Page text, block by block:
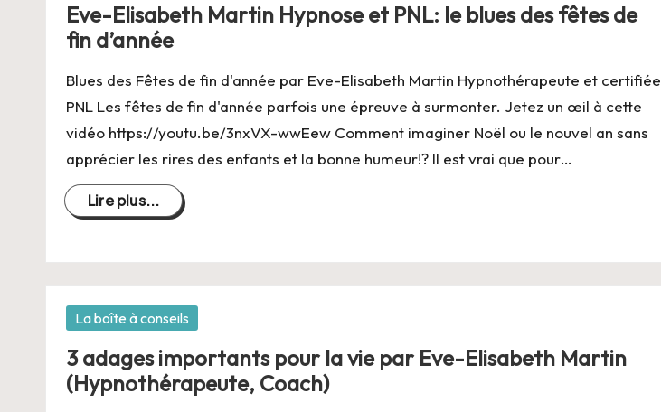
Eve-Elisabeth Martin Hypnose et PNL: le blues des fêtes de
fin d’année
Blues des Fêtes de fin d'année par Eve-Elisabeth Martin Hypnothérapeute et certifiée
PNL Les fêtes de fin d'année parfois une épreuve à surmonter. Jetez un œil à cette
vidéo https://youtu.be/3nxVX-wwEew Comment imaginer Noël ou le nouvel an sans
apprécier les rires des enfants et la bonne humeur!? Il est vrai que pour…
Lire plus...
Posté
La boîte à conseils
3 adages importants pour la vie par Eve-Elisabeth Martin
(Hypnothérapeute, Coach)